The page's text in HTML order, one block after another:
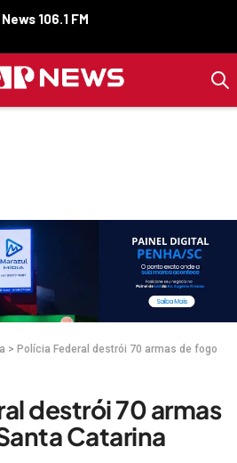
106.1 FM
> Polícia Federal destrói 70 armas de fogo
destrói 70 armas
Catarina